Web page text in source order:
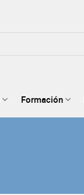
Formación